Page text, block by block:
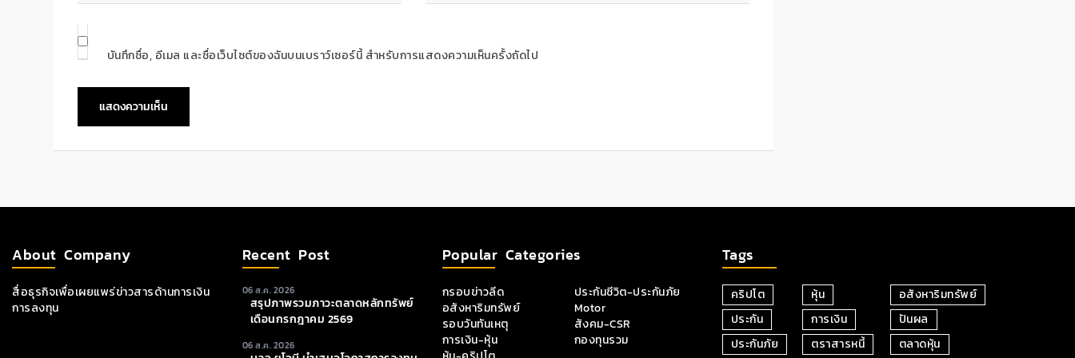
บันทึกชื่อ, อีเมล และชื่อเว็บไซต์ของฉันบนเบราว์เซอร์นี้ สำหรับการแสดงความเห็นครั้งถัดไป
About Company
สื่อธุรกิจเพื่อเผยแพร่ข่าวสารด้านการเงิน
การลงทุน
Recent Post
06 ส.ค. 2026
สรุปภาพรวมภาวะตลาดหลักทรัพย์
เดือนกรกฎาคม 2569
06 ส.ค. 2026
Popular Categories
กรอบข่าวลีด
อสังหาริมทรัพย์
รอบวันทันเหตุ
การเงิน-หุ้น
ประกันชีวิต-ประกันภัย
Motor
สังคม-CSR
กองทุนรวม
Tags
คริปโต
ประกัน
ประกันภัย
หุ้น
การเงิน
ตราสารหนี้
อสังหาริมทรัพย์
ปันผล
ตลาดหุ้น